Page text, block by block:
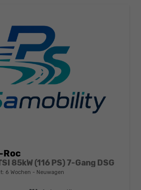
Roc
85kW (116 PS) 7-Gang DSG
6 Wochen Neuwagen